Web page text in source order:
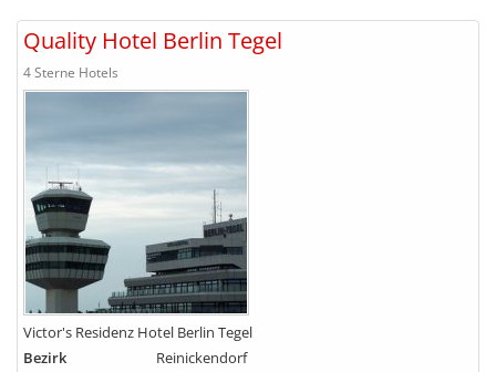
Quality Hotel Berlin Tegel
4 Sterne Hotels
Victor's Residenz Hotel Berlin Tegel
Bezirk
Reinickendorf